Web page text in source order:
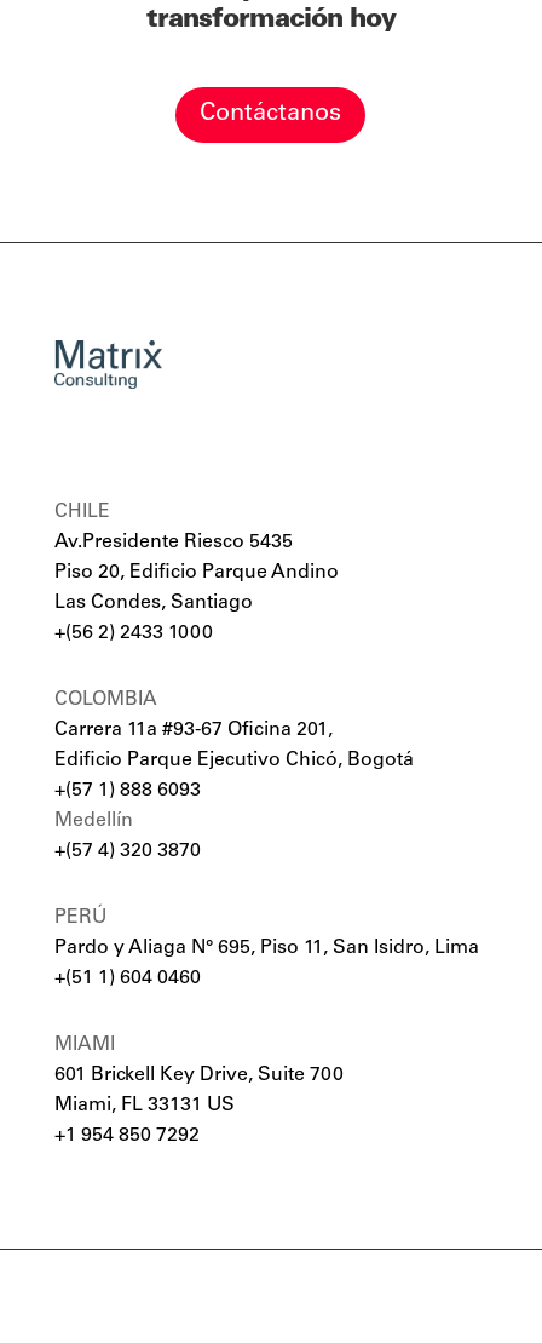
transformación hoy
Contáctanos
CHILE
Av.Presidente Riesco 5435
Piso 20, Edificio Parque Andino
Las Condes, Santiago
+(56 2) 2433 1000
COLOMBIA
Carrera 11a #93-67 Oficina 201,
Edificio Parque Ejecutivo Chicó, Bogotá
+(57 1) 888 6093
Medellín
+(57 4) 320 3870
PERÚ
Pardo y Aliaga N° 695, Piso 11, San Isidro, Lima
+(51 1) 604 0460
MIAMI
601 Brickell Key Drive, Suite 700
Miami, FL 33131 US
+1 954 850 7292